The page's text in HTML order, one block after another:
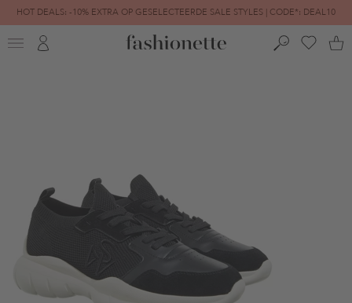
HOT DEALS: -10% EXTRA OP GESELECTEERDE SALE STYLES | CODE*: DEAL10
FINAL SALE | TOT -80% GEREDUCEERD